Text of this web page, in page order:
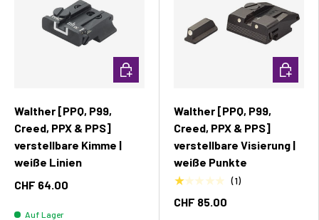
Walther [PPQ, P99,
Creed, PPX & PPS]
verstellbare Kimme |
weiße Linien
CHF 64.00
Auf Lager
In den Warenkorb
Walther [PPQ, P99,
Creed, PPX & PPS]
verstellbare Visierung |
weiße Punkte
★★★★★ (1)
CHF 85.00
In den